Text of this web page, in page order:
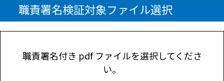
職責署名検証対象ファイル選択
職責署名付き pdf ファイルを選択してくださ
い。